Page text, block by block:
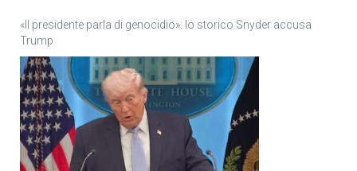
«Il presidente parla di genocidio»: lo storico Snyder accusa
Trump